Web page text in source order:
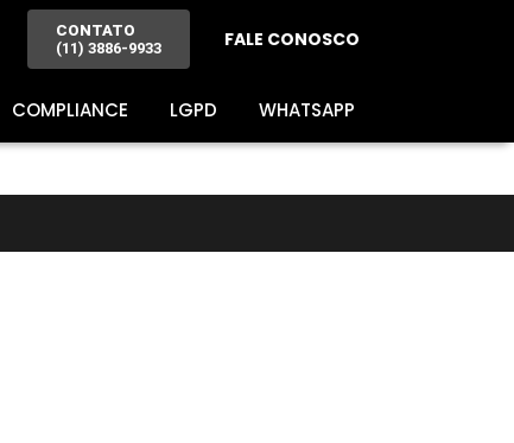
CONTATO
(11) 3886-9933
FALE CONOSCO
COMPLIANCE LGPD WHATSAPP